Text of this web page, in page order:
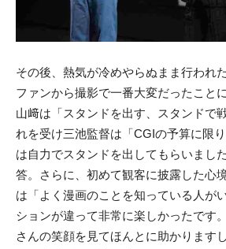
その後、熱気が冷めやらぬまま行われ
ファンから撮影で一番大変だったこと
山﨑は「スタンドを出す、スタンドで
れを受け三池監督は「CGIの予算に限
は自力でスタンドを出してもらいまし
答。さらに、初めて観客に披露した心
は「よく漫画のことを知っている人が
ションが違って非常に楽しかったです
さんの笑顔を見てほんとに助かります